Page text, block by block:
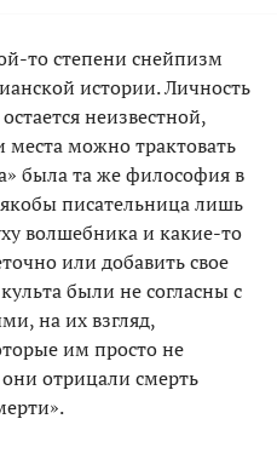
то степени снейпизм
истории. Личность
неизвестной,
можно трактовать
была та же философия в
писательница лишь
волшебника и какие-то
или добавить свое
были не согласны с
на их взгляд,
им просто не
отрицали смерть